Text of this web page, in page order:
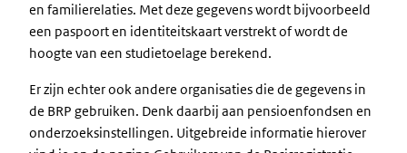
en familierelaties. Met deze gegevens wordt bijvoorbeeld
een paspoort en identiteitskaart verstrekt of wordt de
hoogte van een studietoelage berekend.
Er zijn echter ook andere organisaties die de gegevens in
de BRP gebruiken. Denk daarbij aan pensioenfondsen en
onderzoeksinstellingen. Uitgebreide informatie hierover